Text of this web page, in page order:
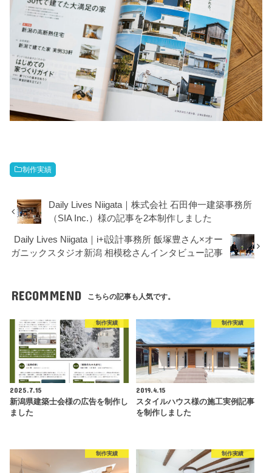
制作実績
Daily Lives Niigata｜株式会社 石田伸一建築事務所
（SIA Inc.）様の記事を2本制作しました
Daily Lives Niigata｜i+i設計事務所 飯塚豊さん×オー
ガニックスタジオ新潟 相模稔さんインタビュー記事
RECOMMEND こちらの記事も人気です。
制作実績
2025.7.15
新潟県建築士会様の広告を制作し
ました
制作実績
2019.4.15
スタイルハウス様の施工実例記事
を制作しました
制作実績 制作実績